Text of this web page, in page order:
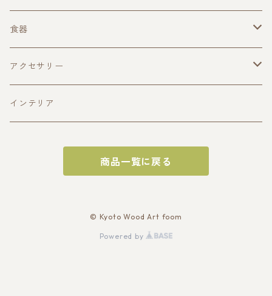
食器
酒器
ぐい呑み(寄木造)
皿
アクセサリー
ペンダント
インテリア
商品一覧に戻る
© Kyoto Wood Art foom
Powered by